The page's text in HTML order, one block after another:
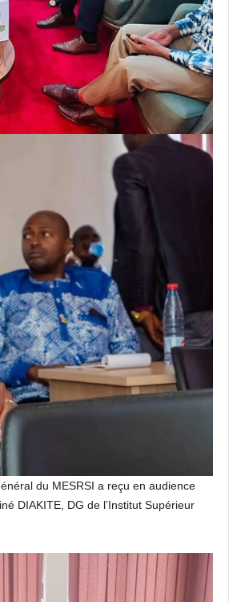
du MESRSI a reçu en audience
DIAKITE, DG de l’Institut Supérieur